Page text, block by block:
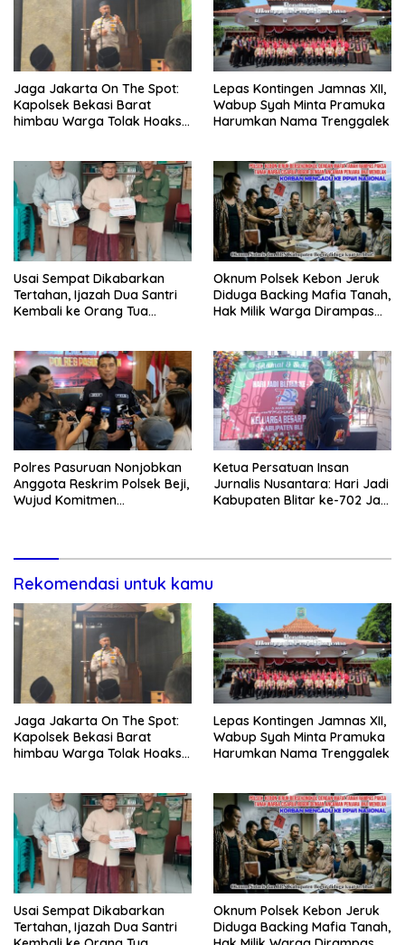
Jaga Jakarta On The Spot:
Kapolsek Bekasi Barat
himbau Warga Tolak Hoaks
Lepas Kontingen Jamnas XII,
Wabup Syah Minta Pramuka
Harumkan Nama Trenggalek
Usai Sempat Dikabarkan
Tertahan, Ijazah Dua Santri
Kembali ke Orang Tua
Oknum Polsek Kebon Jeruk
Diduga Backing Mafia Tanah,
Hak Milik Warga Dirampas
Polres Pasuruan Nonjobkan
Anggota Reskrim Polsek Beji,
Wujud Komitmen
Ketua Persatuan Insan
Jurnalis Nusantara: Hari Jadi
Kabupaten Blitar ke-702 Jadi
Rekomendasi untuk kamu
Jaga Jakarta On The Spot:
Kapolsek Bekasi Barat
himbau Warga Tolak Hoaks
Lepas Kontingen Jamnas XII,
Wabup Syah Minta Pramuka
Harumkan Nama Trenggalek
Usai Sempat Dikabarkan
Tertahan, Ijazah Dua Santri
Oknum Polsek Kebon Jeruk
Diduga Backing Mafia Tanah,